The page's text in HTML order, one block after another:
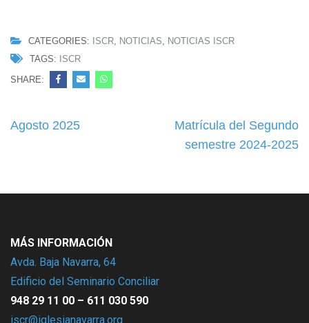
CATEGORIES: ISCR, NOTICIAS, NOTICIAS ISCR
TAGS:
ISCR
SHARE:
Navegación
Agosto 2025
Matrícula del Segundo
semestre 2024-2025
MÁS INFORMACIÓN
Avda. Baja Navarra, 64
Edificio del Seminario Conciliar
948 29 11 00 – 611 030 590
iscr@iglesianavarra.org